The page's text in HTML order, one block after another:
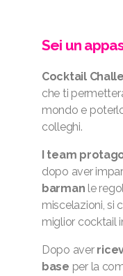
Sei un
Cocktail
che ti
mondo e
colleghi.
I team
dopo aver
barman le
miscelazioni, si
miglior cocktail
Dopo aver
base per la